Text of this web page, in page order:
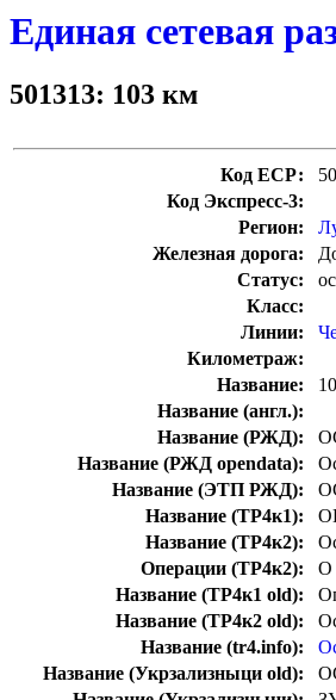
Единая сетевая
501313: 103 км
Код ЕСР:
Код Экспресс-3:
Регион:
Железная дорога:
Статус:
Класс:
Линии:
Километраж:
Название:
Название (англ.):
Название (РЖД):
Название (РЖД opendata):
Название (ЭТП РЖД):
Название (ТР4к1):
Название (ТР4к2):
Операции (ТР4к2):
О
Название (ТР4к1 old):
Название (ТР4к2 old):
Название (tr4.info):
Название (Укрзализныци old):